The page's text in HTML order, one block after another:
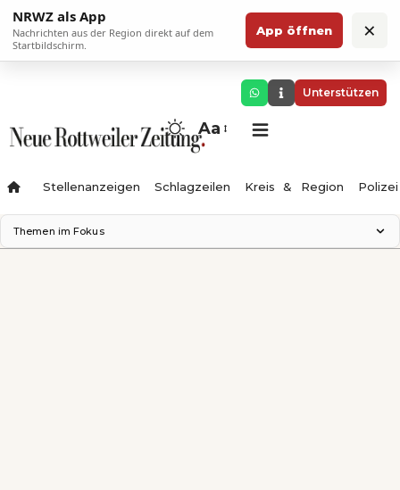
NRWZ als App
Nachrichten aus der Region direkt auf dem
Startbildschirm.
App öffnen ×
Unterstützen
Aa
Stellenanzeigen Schlagzeilen Kreis & Region Polizei
Themen im Fokus